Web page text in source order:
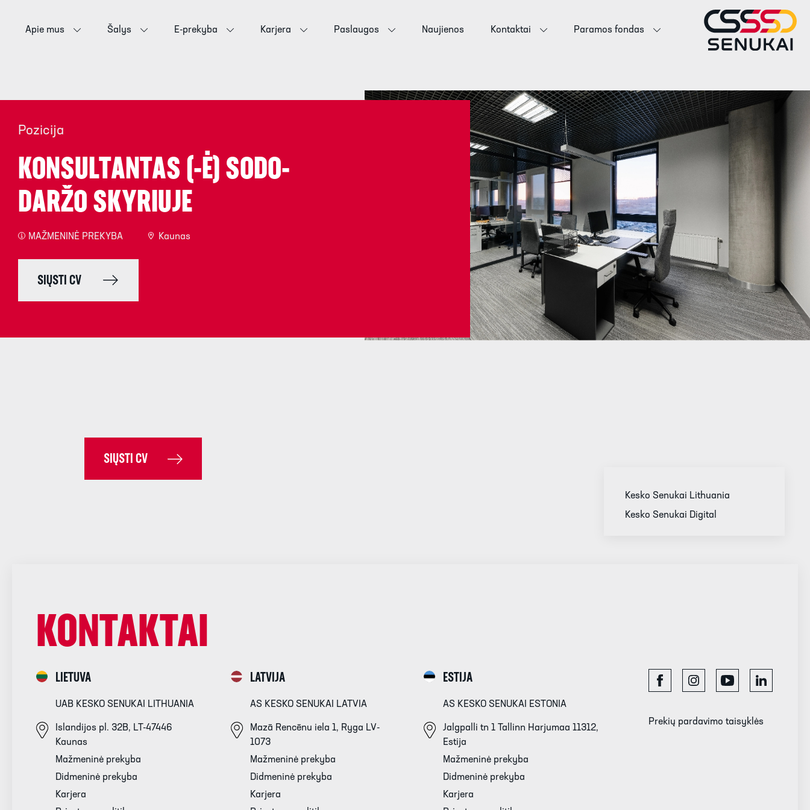
Apie mus Šalys E-prekyba Karjera Paslaugos Naujienos Kontaktai Paramos fondas
Pozicija
KONSULTANTAS (-Ė) SODO-
DARŽO SKYRIUJE
MAŽMENINĖ PREKYBA Kaunas
SIŲSTI CV
SIŲSTI CV
Kesko Senukai Lithuania
Kesko Senukai Digital
KONTAKTAI
LIETUVA
UAB KESKO SENUKAI LITHUANIA
Islandijos pl. 32B, LT-47446
Kaunas
Mažmeninė prekyba
Didmeninė prekyba
Karjera
LATVIJA
AS KESKO SENUKAI LATVIA
Mazā Rencēnu iela 1, Ryga LV-
1073
Mažmeninė prekyba
Didmeninė prekyba
Karjera
ESTIJA
AS KESKO SENUKAI ESTONIA
Jalgpalli tn 1 Tallinn Harjumaa 11312,
Estija
Mažmeninė prekyba
Didmeninė prekyba
Karjera
Prekių pardavimo taisyklės